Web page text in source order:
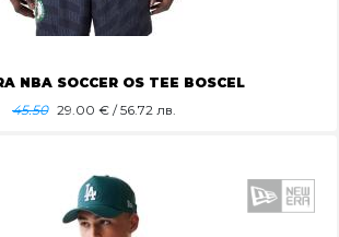
NBA SOCCER OS TEE BOSCEL
45.50 29.00 € / 56.72 лв.